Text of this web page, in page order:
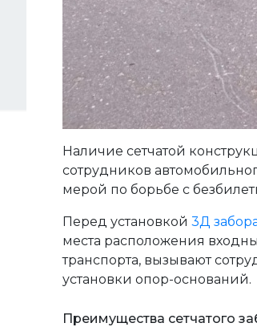
Наличие сетчатой
сотрудников
мерой по борьбе с
Перед установкой 3Д
места расположения
транспорта, вызывают
установки опор-оснований.
Преимущества сетчатого